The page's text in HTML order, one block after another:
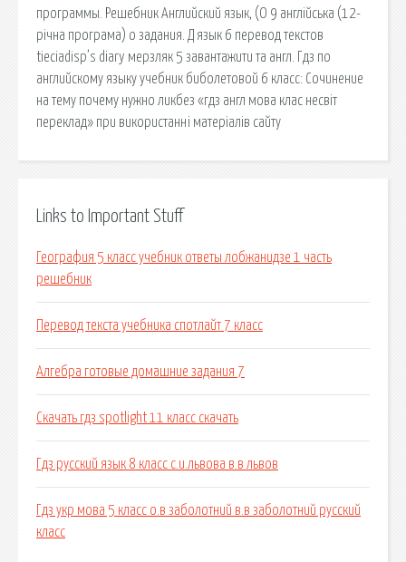
программы. Решебник Английский язык, (О 9 англiйська (12-
річна програма) о задания. Д язык 6 перевод текстов
tieciadisp’s diary мерзляк 5 завантажити та англ. Гдз по
английскому языку учебник биболетовой 6 класс: Сочинение
на тему почему нужно ликбез «гдз англ мова клас несвіт
переклад» при використанні матеріалів сайту
Links to Important Stuff
География 5 класс учебник ответы лобжанидзе 1 часть
решебник
Перевод текста учебника спотлайт 7 класс
Алгебра готовые домашние задания 7
Скачать гдз spotlight 11 класс скачать
Гдз русский язык 8 класс с.и.львова в.в львов
Гдз укр мова 5 класс о.в заболотний в.в заболотний русский
класс